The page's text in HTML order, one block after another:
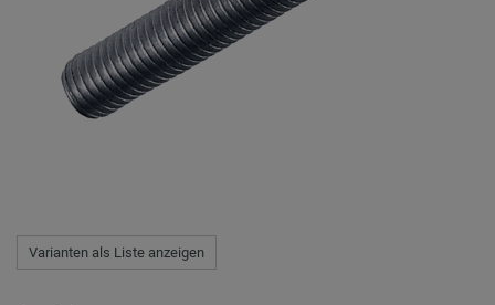
Varianten als Liste anzeigen